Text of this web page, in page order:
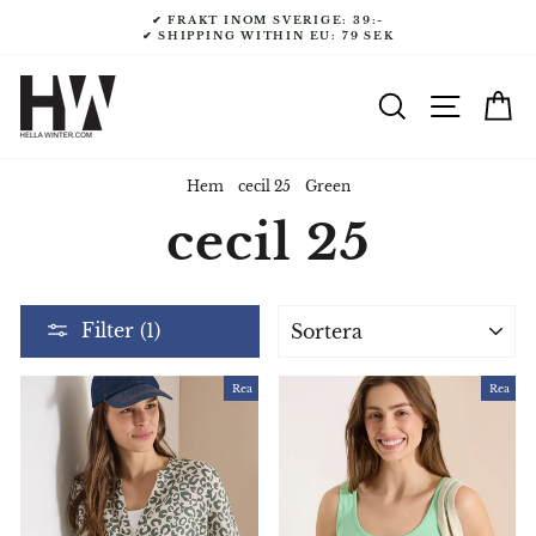
✔ FRAKT INOM SVERIGE: 39:-
✔ SHIPPING WITHIN EU: 79 SEK
SÖK
Hem cecil 25 Green
cecil 25
Filter (1)
Rea Rea